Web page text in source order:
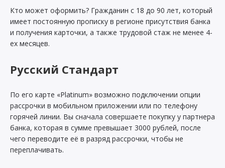
Кто может оформить? Гражданин с 18 до 90 лет, который
имеет постоянную прописку в регионе присутствия банка
и получения карточки, а также трудовой стаж не менее 4-
ех месяцев.
Русский Стандарт
По его карте «Platinum» возможно подключении опции
рассрочки в мобильном приложении или по телефону
горячей линии. Вы сначала совершаете покупку у партнера
банка, которая в сумме превышает 3000 рублей, после
чего переводите её в разряд рассрочки, чтобы не
переплачивать.